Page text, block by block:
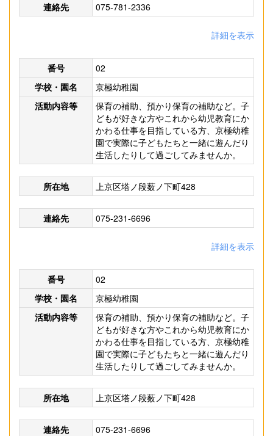
連絡先 075-781-2336
詳細を表示
番号
02
学校・園名
京極幼稚園
活動内容等
保育の補助、預かり保育の補助など。子
どもが好きな方やこれから幼児教育にか
かわる仕事を目指している方、京極幼稚
園で実際に子どもたちと一緒に遊んだり
生活したりして過ごしてみませんか。
所在地 上京区塔ノ段薮ノ下町428
連絡先 075-231-6696
詳細を表示
番号
02
学校・園名
京極幼稚園
活動内容等
保育の補助、預かり保育の補助など。子
どもが好きな方やこれから幼児教育にか
かわる仕事を目指している方、京極幼稚
園で実際に子どもたちと一緒に遊んだり
生活したりして過ごしてみませんか。
所在地 上京区塔ノ段薮ノ下町428
連絡先 075-231-6696